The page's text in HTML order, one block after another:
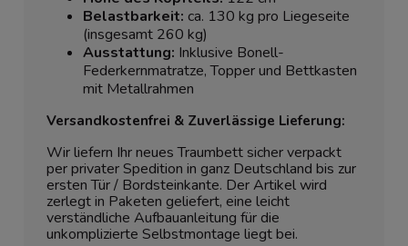
Belastbarkeit: ca. 130 kg pro Liegeseite
(insgesamt 260 kg)
Ausstattung: Inklusive Bonell-
Federkernmatratze, Topper und Bettkasten
mit Metallrahmen
Versandkostenfrei & Zuverlässige Lieferung:
Wir liefern Ihr neues Traumbett sicher verpackt
per privater Spedition in ganz Deutschland bis zur
ersten Tür / Bordsteinkante. Der Artikel wird
zerlegt in Paketen geliefert, eine leicht
verständliche Aufbauanleitung für die
unkomplizierte Selbstmontage liegt bei.